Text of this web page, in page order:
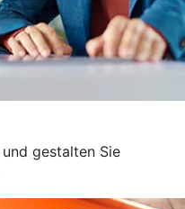
gestalten Sie